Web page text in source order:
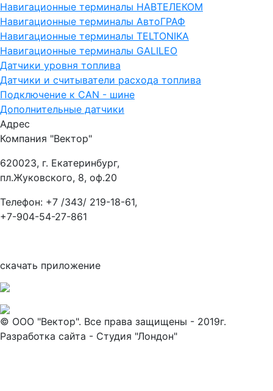
Навигационные терминалы НАВТЕЛЕКОМ
Навигационные терминалы АвтоГРАФ
Навигационные терминалы TELTONIKA
Навигационные терминалы GALILEO
Датчики уровня топлива
Датчики и считыватели расхода топлива
Подключение к CAN - шине
Дополнительные датчики
Адрес
Компания "Вектор"
620023, г. Екатеринбург,
пл.Жуковского, 8, оф.20
Телефон: +7 /343/ 219-18-61,
+7-904-54-27-861
скачать приложение
© ООО "Вектор". Все права защищены - 2019г.
Разработка сайта - Студия "Лондон"